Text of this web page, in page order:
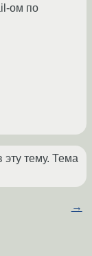
ом по
тему. Тема
→